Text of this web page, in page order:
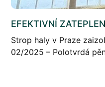
EFEKTIVNÍ
Strop haly v Praze
02/2025 – Polotvrdá